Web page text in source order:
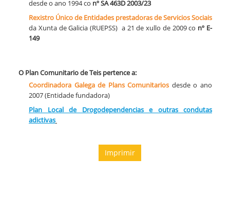
desde o ano 1994 co nº SA 463D 2003/23
​Rexistro Único de Entidades prestadoras de Servicios Sociais
da Xunta de Galicia (RUEPSS) a 21 de xullo de 2009 co nº E-
149
O Plan Comunitario de Teis pertence a:
Coordinadora Galega de Plans Comunitarios desde o ano
2007 (Entidade fundadora)
Plan Local de Drogodependencias e outras condutas
adictivas
Imprimir